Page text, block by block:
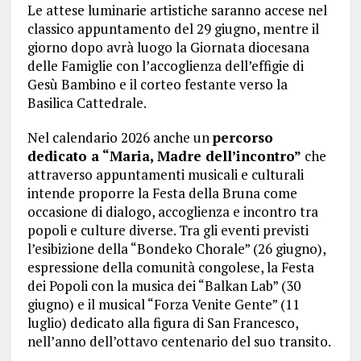
Le attese luminarie artistiche saranno accese nel
classico appuntamento del 29 giugno, mentre il
giorno dopo avrà luogo la Giornata diocesana
delle Famiglie con l’accoglienza dell’effigie di
Gesù Bambino e il corteo festante verso la
Basilica Cattedrale.
Nel calendario 2026 anche unpercorso
dedicato a “Maria, Madre dell’incontro” che
attraverso appuntamenti musicali e culturali
intende proporre la Festa della Bruna come
occasione di dialogo, accoglienza e incontro tra
popoli e culture diverse. Tra gli eventi previsti
l’esibizione della “Bondeko Chorale” (26 giugno),
espressione della comunità congolese, la Festa
dei Popoli con la musica dei “Balkan Lab” (30
giugno) e il musical “Forza Venite Gente” (11
luglio) dedicato alla figura di San Francesco,
nell’anno dell’ottavo centenario del suo transito.